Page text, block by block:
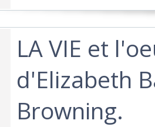
‎LA VIE et
d'Elizabeth
Browning.‎